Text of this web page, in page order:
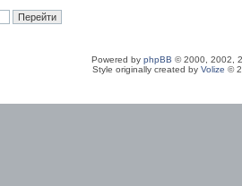
Powered by phpBB © 2000, 2002,
Style originally created by Volize ©